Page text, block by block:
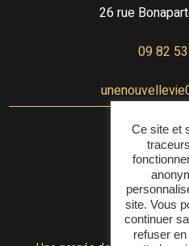
26 rue
09 82
Ce site et
site. Vous
continuer
refuser